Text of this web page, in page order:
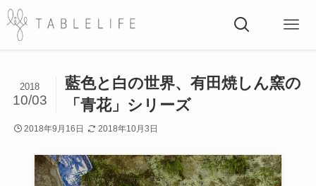
藍色と白の世界、有田焼しん窯の
「青花」シリーズ
2018
10/03
2018年9月16日 2018年10月3日